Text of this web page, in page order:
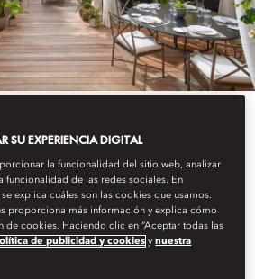
SU EXPERIENCIA DIGITAL
la funcionalidad del sitio web, analizar
funcionalidad de las redes sociales. En
explica cuáles son las cookies que usamos.
proporciona más información y explica cómo
de cookies. Haciendo clic en “Aceptar todas las
de publicidad y cookies ynuestra